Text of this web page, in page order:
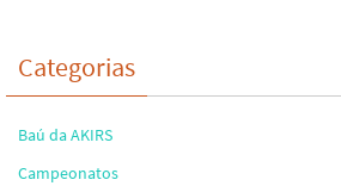
Categorias
Baú da AKIRS
Campeonatos